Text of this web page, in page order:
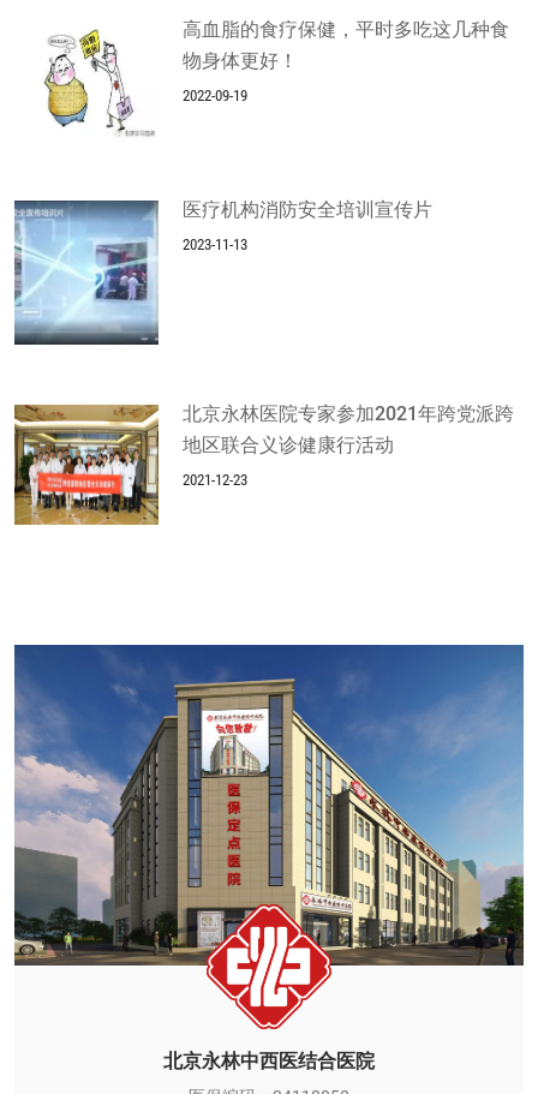
高血脂的食疗保健，平时多吃这几种食
物身体更好！
2022-09-19
医疗机构消防安全培训宣传片
2023-11-13
北京永林医院专家参加2021年跨党派跨
地区联合义诊健康行活动
2021-12-23
北京永林中西医结合医院